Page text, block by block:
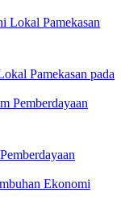
Pamekasan pada